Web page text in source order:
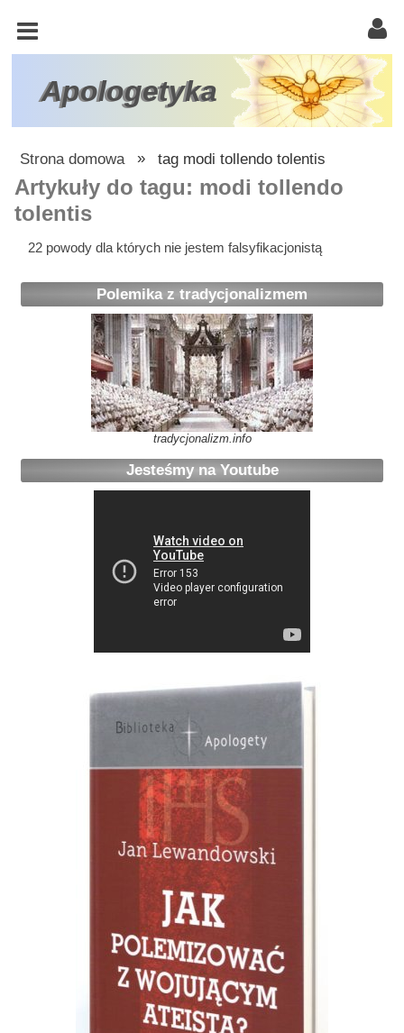
Apologetyka
KOŚCIÓŁ
KATOLICKI
TRÓJCA
ŚWIĘTA
ATEIZM
ŚWIADKOWIE
JEHOWY
W
OBRONIE
Strona domowa » tag modi tollendo tolentis
Polemika z tradycjonalizmem
tradycjonalizm.info
Jesteśmy na Youtube
Artykuły do tagu: modi tollendo
tolentis
22 powody dla których nie jestem falsyfikacjonistą